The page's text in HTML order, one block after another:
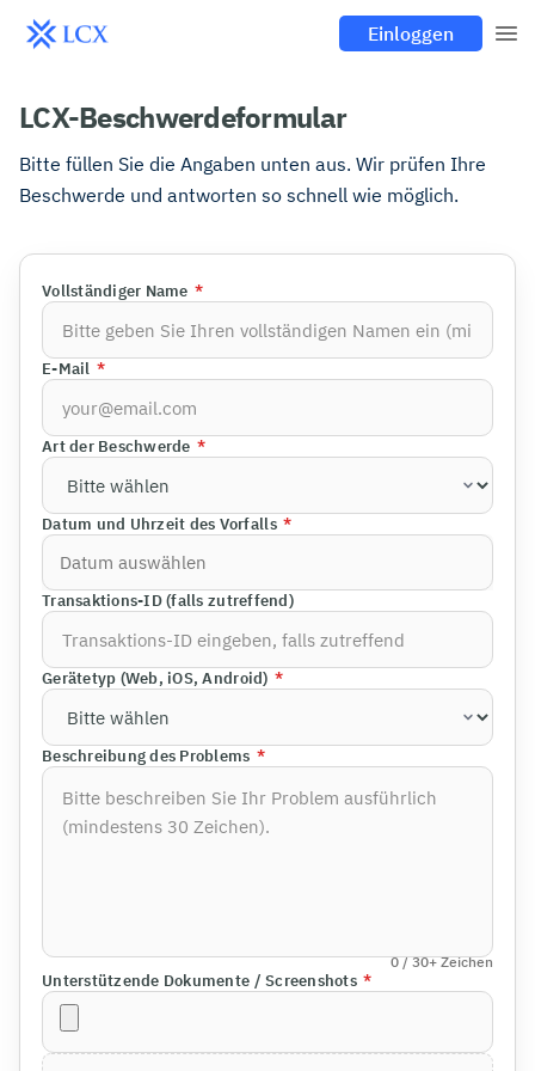
Einloggen
LCX-Beschwerdeformular
Bitte füllen Sie die Angaben unten aus. Wir prüfen Ihre
Beschwerde und antworten so schnell wie möglich.
Vollständiger Name *
E-Mail *
Art der Beschwerde *
Datum und Uhrzeit des Vorfalls *
Transaktions-ID (falls zutreffend)
Gerätetyp (Web, iOS, Android) *
Beschreibung des Problems *
0/ 30+Zeichen
Unterstützende Dokumente / Screenshots *